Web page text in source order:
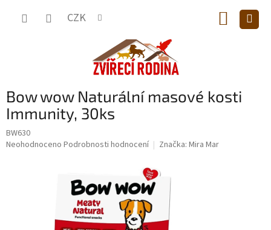
CZK
KOŠÍK
Bow wow Naturální masové kosti
Immunity, 30ks
BW630
Průměrné
Neohodnoceno Podrobnosti hodnocení Značka: Mira Mar